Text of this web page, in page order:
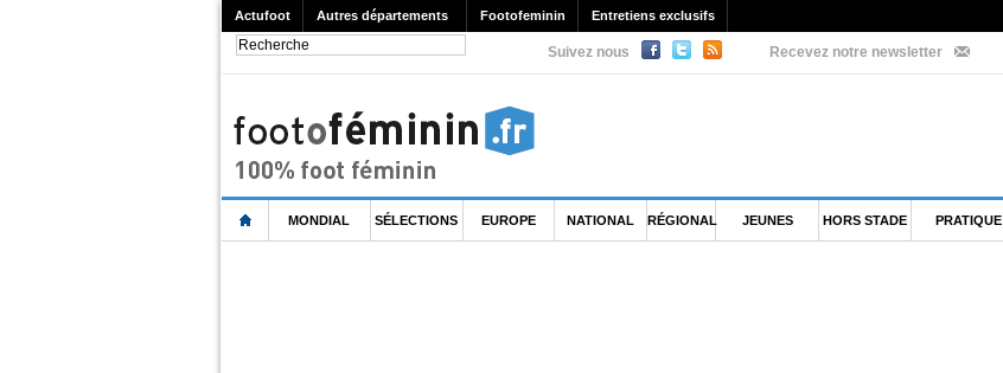
Actufoot Autres départements Footofeminin Entretiens exclusifs
Suivez nous Recevez notre newsletter
MONDIAL SÉLECTIONS EUROPE NATIONAL RÉGIONAL JEUNES HORS STADE PRATIQUE